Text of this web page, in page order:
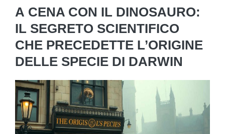
A CENA CON IL DINOSAURO:
IL SEGRETO SCIENTIFICO
CHE PRECEDETTE L’ORIGINE
DELLE SPECIE DI DARWIN